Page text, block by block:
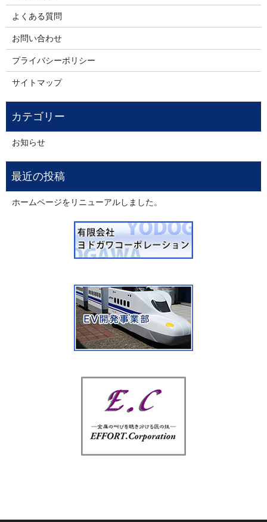
よくある質問
お問い合わせ
プライバシーポリシー
サイトマップ
お知らせ
ホームページをリニューアルしました。